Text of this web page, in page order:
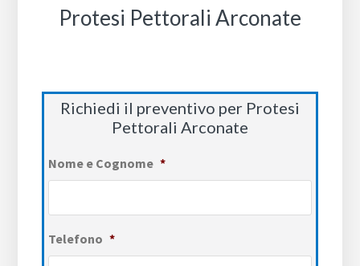
Protesi Pettorali Arconate
Richiedi il preventivo per Protesi
Pettorali Arconate
Nome e Cognome *
Telefono *